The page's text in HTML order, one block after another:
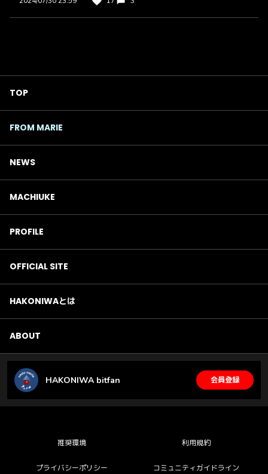
TOP
FROM MARIE
NEWS
MACHIUKE
PROFILE
OFFICIAL SITE
HAKONIWAとは
ABOUT
HAKONIWA bitfan 会員登録
推奨環境 利用規約
プライバシーポリシー コミュニティガイドライン